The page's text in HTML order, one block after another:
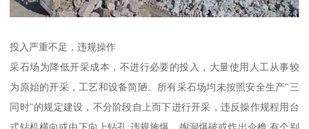
投入严重不足，违规操作
采石场为降低开采成本，不进行必要的投入，大量使用人工从事较
为原始的开采，工艺和设备简陋。所有采石场均未按照安全生产"三
同时"的规定建设，不分阶段自上而下进行开采，违反操作规程用台